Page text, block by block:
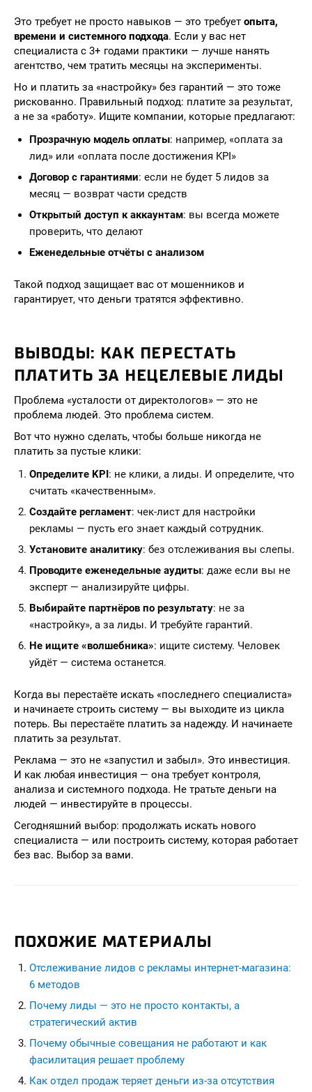
Это требует не просто навыков — это требует опыта,
времени и системного подхода. Если у вас нет
специалиста с 3+ годами практики — лучше нанять
агентство, чем тратить месяцы на эксперименты.
Но и платить за «настройку» без гарантий — это тоже
рискованно. Правильный подход: платите за результат,
а не за «работу». Ищите компании, которые предлагают:
Прозрачную модель оплаты: например, «оплата за
лид» или «оплата после достижения KPI»
Договор с гарантиями: если не будет 5 лидов за
месяц — возврат части средств
Открытый доступ к аккаунтам: вы всегда можете
проверить, что делают
Еженедельные отчёты с анализом
Такой подход защищает вас от мошенников и
гарантирует, что деньги тратятся эффективно.
ВЫВОДЫ: КАК ПЕРЕСТАТЬ
ПЛАТИТЬ ЗА НЕЦЕЛЕВЫЕ ЛИДЫ
Проблема «усталости от директологов» — это не
проблема людей. Это проблема систем.
Вот что нужно сделать, чтобы больше никогда не
платить за пустые клики:
Определите KPI: не клики, а лиды. И определите, что
считать «качественным».
Создайте регламент: чек-лист для настройки
рекламы — пусть его знает каждый сотрудник.
Установите аналитику: без отслеживания вы слепы.
Проводите еженедельные аудиты: даже если вы не
эксперт — анализируйте цифры.
Выбирайте партнёров по результату: не за
«настройку», а за лиды. И требуйте гарантий.
Не ищите «волшебника»: ищите систему. Человек
уйдёт — система останется.
Когда вы перестаёте искать «последнего специалиста»
и начинаете строить систему — вы выходите из цикла
потерь. Вы перестаёте платить за надежду. И начинаете
платить за результат.
Реклама — это не «запустил и забыл». Это инвестиция.
И как любая инвестиция — она требует контроля,
анализа и системного подхода. Не тратьте деньги на
людей — инвестируйте в процессы.
Сегодняшний выбор: продолжать искать нового
специалиста — или построить систему, которая работает
без вас. Выбор за вами.
ПОХОЖИЕ МАТЕРИАЛЫ
Отслеживание лидов с рекламы интернет-магазина:
6 методов
Почему лиды — это не просто контакты, а
стратегический актив
Почему обычные совещания не работают и как
фасилитация решает проблему
Как отдел продаж теряет деньги из-за отсутствия